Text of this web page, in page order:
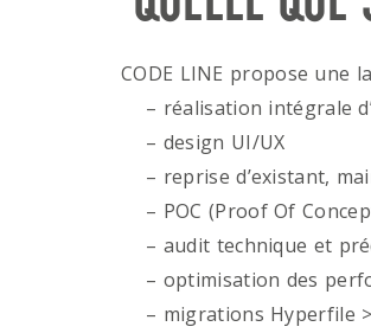
CODE LINE propose
– réalisation intégrale
– design UI/UX
– reprise d’existant,
– POC (Proof Of
– audit technique et
– optimisation des
– migrations Hyperfile >